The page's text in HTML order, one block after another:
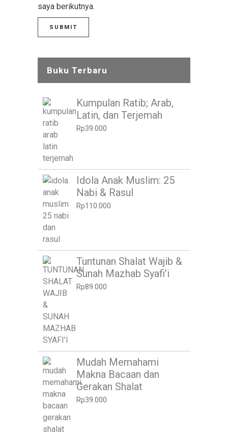
saya berikutnya.
Buku Terbaru
Kumpulan Ratib; Arab,
Latin, dan Terjemah
Rp39.000
Idola Anak Muslim: 25
Nabi & Rasul
Rp110.000
Tuntunan Shalat Wajib &
Sunah Mazhab Syafi’i
Rp89.000
Mudah Memahami
Makna Bacaan dan
Gerakan Shalat
Rp39.000